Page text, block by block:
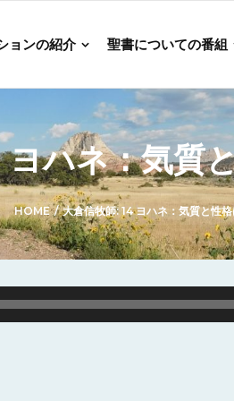
ョンの紹介 聖書についての番組
ヨハネ：気質
HOME/大倉信牧師: 14 ヨハネ：気質と性